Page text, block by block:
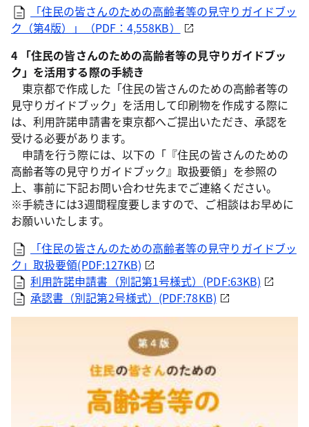
「住民の皆さんのための高齢者等の見守りガイドブッ
ク（第4版）」（PDF：4,558KB）
4 「住民の皆さんのための高齢者等の見守りガイドブッ
ク」を活用する際の手続き
東京都で作成した「住民の皆さんのための高齢者等の
見守りガイドブック」を活用して印刷物を作成する際に
は、利用許諾申請書を東京都へご提出いただき、承認を
受ける必要があります。
申請を行う際には、以下の「『住民の皆さんのための
高齢者等の見守りガイドブック』取扱要領」を参照の
上、事前に下記お問い合わせ先までご連絡ください。
※手続きには3週間程度要しますので、ご相談はお早めに
お願いいたします。
「住民の皆さんのための高齢者等の見守りガイドブッ
ク」取扱要領(PDF:127KB)
利用許諾申請書（別記第1号様式）(PDF:63KB)
承認書（別記第2号様式）(PDF:78KB)